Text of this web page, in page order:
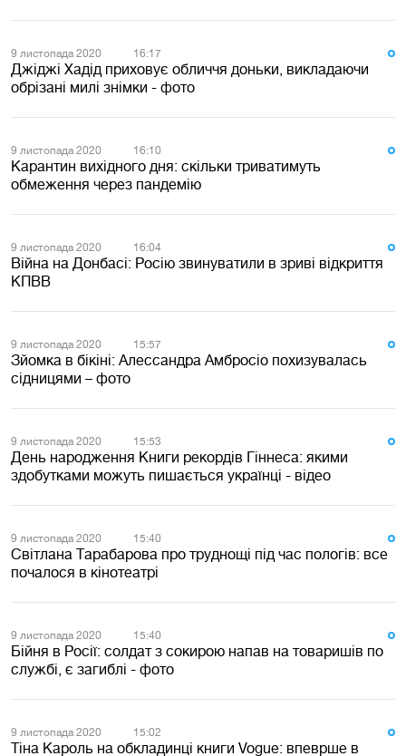
9 листопада 2020 16:17
Джіджі Хадід приховує обличчя доньки, викладаючи
обрізані милі знімки - фото
9 листопада 2020 16:10
Карантин вихідного дня: скільки триватимуть
обмеження через пандемію
9 листопада 2020 16:04
Війна на Донбасі: Росію звинуватили в зриві відкриття
КПВВ
9 листопада 2020 15:57
Зйомка в бікіні: Алессандра Амбросіо похизувалась
сідницями – фото
9 листопада 2020 15:53
День народження Книги рекордів Гіннеса: якими
здобутками можуть пишається українці - відео
9 листопада 2020 15:40
Світлана Тарабарова про труднощі під час пологів: все
почалося в кінотеатрі
9 листопада 2020 15:40
Бійня в Росії: солдат з сокирою напав на товаришів по
службі, є загиблі - фото
9 листопада 2020 15:02
Тіна Кароль на обкладинці книги Vogue: впеврше в